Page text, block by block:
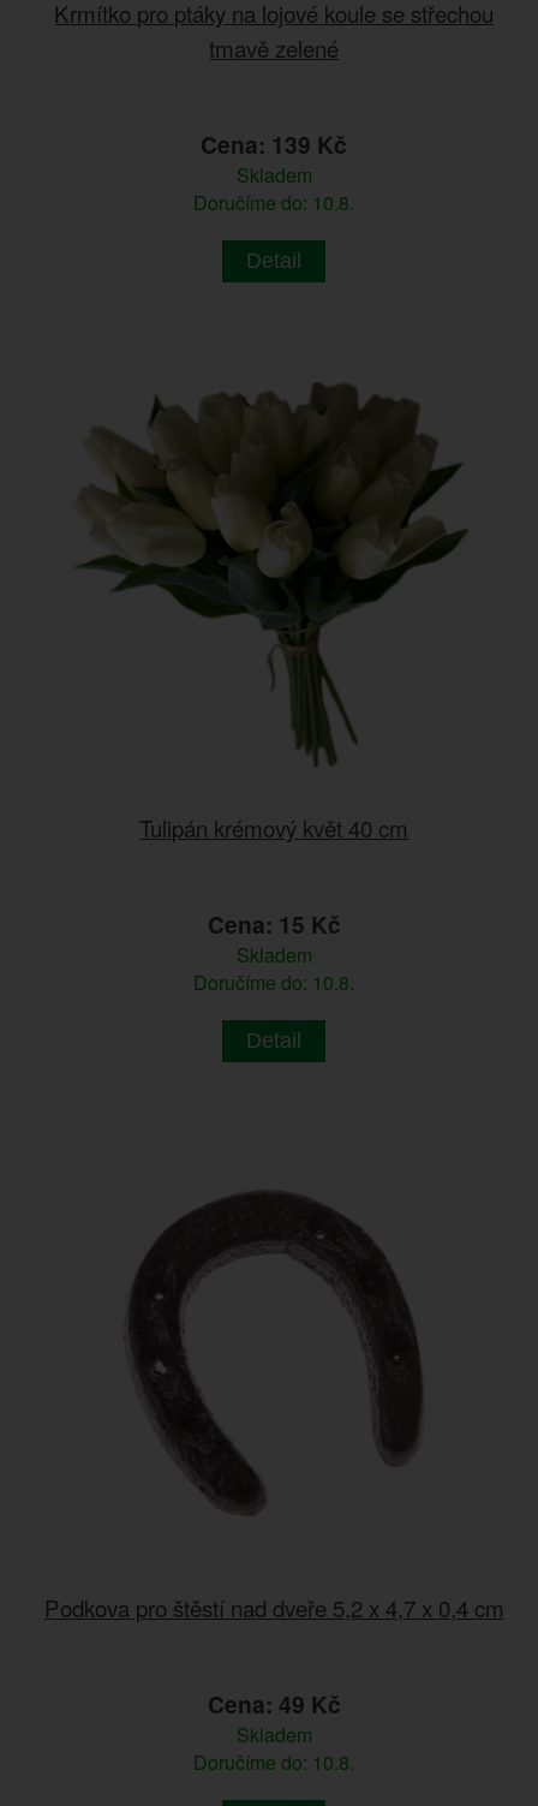
Krmítko pro ptáky na lojové koule se střechou
tmavě zelené
Cena: 139 Kč
Skladem
Doručíme do: 10.8.
Detail
Tulipán krémový květ 40 cm
Cena: 15 Kč
Skladem
Doručíme do: 10.8.
Detail
Podkova pro štěstí nad dveře 5,2 x 4,7 x 0,4 cm
Cena: 49 Kč
Skladem
Doručíme do: 10.8.